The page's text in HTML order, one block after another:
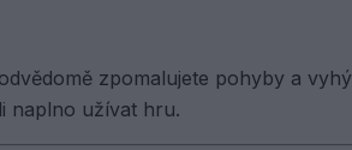
zpomalujete pohyby a
naplno užívat hru.